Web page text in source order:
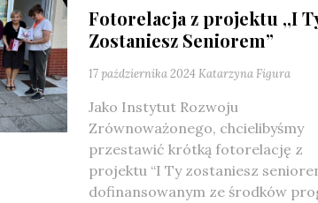
Fotorelacja z projektu ,,I
Zostaniesz Seniorem”
17 października 2024 Katarzyna Figura
Jako Instytut Rozwoju
Zrównoważonego, chcielibyśmy
przestawić krótką fotorelację z
projektu “I Ty zostaniesz
dofinansowanym ze środków